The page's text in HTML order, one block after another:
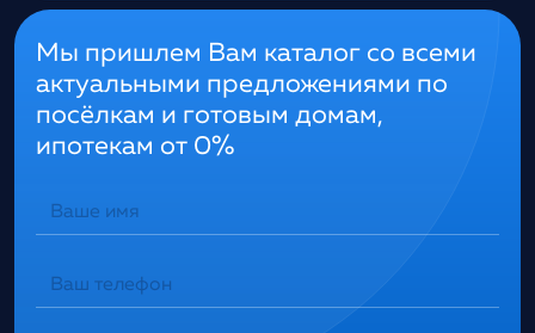
Мы пришлем Вам каталог со всеми
актуальными предложениями по
посёлкам и готовым домам,
ипотекам от 0%